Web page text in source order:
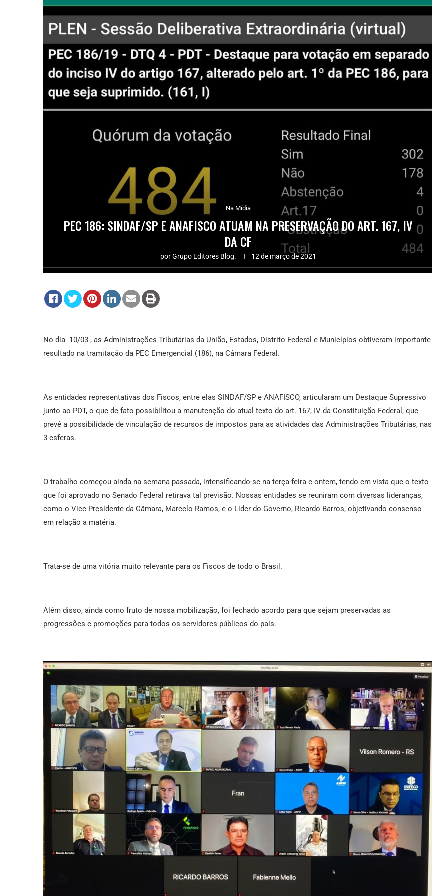
Na Mídia
PEC 186: SINDAF/SP E ANAFISCO ATUAM NA PRESERVAÇÃO DO ART. 167, IV
DA CF
porGrupo Editores Blog. 12 de março de 2021
No dia 10/03 , as Administrações Tributárias da União, Estados, Distrito Federal e Municípios obtiveram importante
resultado na tramitação da PEC Emergencial (186), na Câmara Federal.
As entidades representativas dos Fiscos, entre elas SINDAF/SP e ANAFISCO, articularam um Destaque Supressivo
junto ao PDT, o que de fato possibilitou a manutenção do atual texto do art. 167, IV da Constituição Federal, que
prevê a possibilidade de vinculação de recursos de impostos para as atividades das Administrações Tributárias, nas
3 esferas.
O trabalho começou ainda na semana passada, intensificando-se na terça-feira e ontem, tendo em vista que o texto
que foi aprovado no Senado Federal retirava tal previsão. Nossas entidades se reuniram com diversas lideranças,
como o Vice-Presidente da Câmara, Marcelo Ramos, e o Líder do Governo, Ricardo Barros, objetivando consenso
em relação a matéria.
Trata-se de uma vitória muito relevante para os Fiscos de todo o Brasil.
Além disso, ainda como fruto de nossa mobilização, foi fechado acordo para que sejam preservadas as
progressões e promoções para todos os servidores públicos do país.